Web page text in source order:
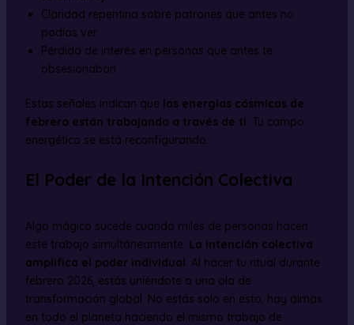
Claridad repentina sobre patrones que antes no
podías ver
Pérdida de interés en personas que antes te
obsesionaban
Estas señales indican que las energías cósmicas de
febrero están trabajando a través de ti . Tu campo
energético se está reconfigurando.
El Poder de la Intención Colectiva
Algo mágico sucede cuando miles de personas hacen
este trabajo simultáneamente. La intención colectiva
amplifica el poder individual. Al hacer tu ritual durante
febrero 2026, estás uniéndote a una ola de
transformación global. No estás solo en esto; hay almas
en todo el planeta haciendo el mismo trabajo de